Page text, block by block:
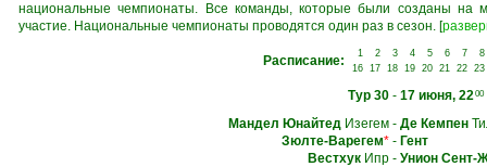
национальные чемпионаты. Все команды, которые были созданы на
участие. Национальные чемпионаты проводятся один раз в сезон. [
Расписание: 1 2 3 4 5 6 7
8
16
17 18 19 20 21 22 23
Тур 30- 17 июня, 2200
Мандел ЮнайтедИзегем- Де Кемпен
Зюлте-Варегем*- Гент
ВестхукИпр- Унион Сент-